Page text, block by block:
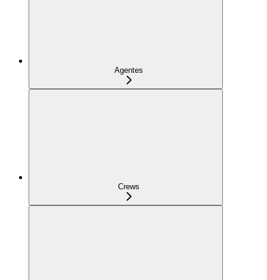
Agentes
Crews